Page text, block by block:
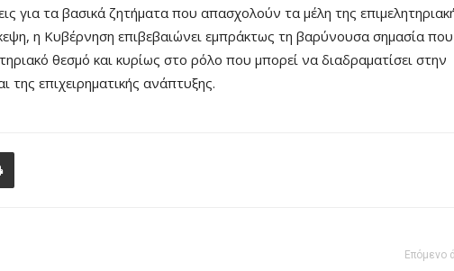
για τα βασικά ζητήματα που απασχολούν τα μέλη της
η Κυβέρνηση επιβεβαιώνει εμπράκτως τη βαρύνουσα σημασία που
θεσμό και κυρίως στο ρόλο που μπορεί να διαδραματίσει στην
της επιχειρηματικής ανάπτυξης.
Επόμενο